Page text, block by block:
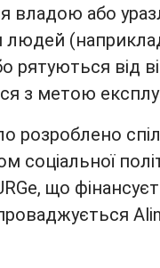
владою або
рятуються від
з метою
розроблено
соціальної
що